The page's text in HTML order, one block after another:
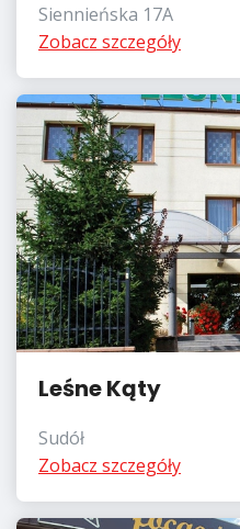
Siennieńska 17A
Zobacz szczegóły
Leśne Kąty
Sudół
Zobacz szczegóły